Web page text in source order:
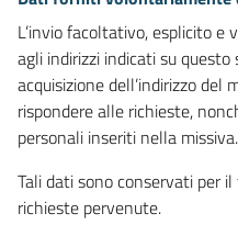
L’invio facoltativo, esplicito
agli indirizzi indicati su
acquisizione dell’indirizzo del
rispondere alle richieste,
personali inseriti nella missiva.
Tali dati sono conservati per
richieste pervenute.